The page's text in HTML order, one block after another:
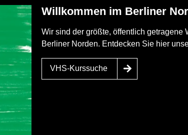
Willkommen im Berliner
Wir sind der größte, öffentlich getragene
Berliner Norden. Entdecken Sie hier
VHS-Kurssuche